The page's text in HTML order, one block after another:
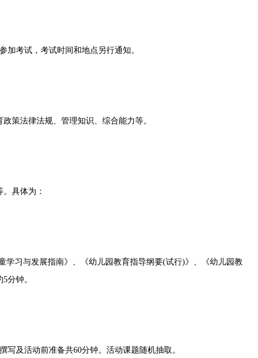
考试，考试时间和地点另行通知。
法律法规、管理知识、综合能力等。
具体为：
习与发展指南》、《幼儿园教育指导纲要(试行)》、《幼儿园教
分钟。
及活动前准备共60分钟。活动课题随机抽取。